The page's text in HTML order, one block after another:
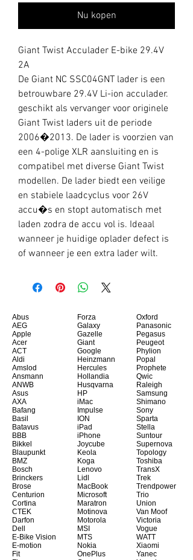
Nu kopen
Giant Twist Acculader E-bike 29.4V
2A
De Giant NC SSC04GNT lader is een
betrouwbare 29.4V Li-ion acculader.
geschikt als vervanger voor originele
Giant Twist laders uit de periode
2006�2013. De lader is voorzien van
een 4-polige XLR aansluiting en is
compatibel met diverse Giant Twist
modellen. De lader biedt een veilige
en stabiele laadcyclus voor 26V
accu�s en stopt automatisch met
laden zodra de accu vol is. Ideaal
wanneer je huidige oplader defect is
of wanneer je een extra lader wilt.
Abus
AEG
Apple
Acer
ACT
Aldi
Amslod
Ansmann
ANWB
Asus
AXA
Bafang
Basil
Batavus
BBB
Bikkel
Blaupunkt
BMZ
Bosch
Brinckers
Brose
Centurion
Cortina
CTEK
Darfon
Dell
E-Bike Vision
E-motion
Fit
Forza
Galaxy
Gazelle
Giant
Google
Heinzmann
Hercules
Hollandia
Husqvarna
HP
iMac
Impulse
ION
iPad
iPhone
Joycube
Keola
Koga
Lenovo
Lidl
MacBook
Microsoft
Maratron
Motinova
Motorola
MSI
MTS
Nokia
OnePlus
Oxford
Panasonic
Pegasus
Peugeot
Phylion
Popal
Prophete
Qwic
Raleigh
Samsung
Shimano
Sony
Sparta
Stella
Suntour
Supernova
Topology
Toshiba
TransX
Trek
Trendpower
Trio
Union
Van Moof
Victoria
Vogue
WATT
Xiaomi
Yanec